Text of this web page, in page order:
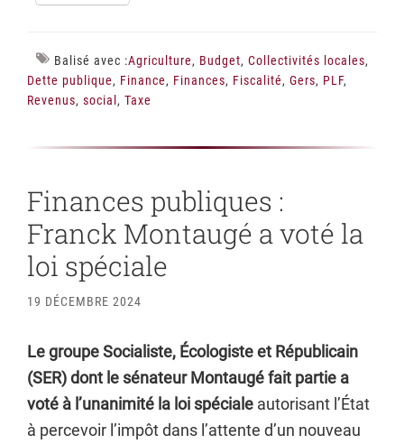
Balisé avec :Agriculture, Budget, Collectivités locales,
Dette publique, Finance, Finances, Fiscalité, Gers, PLF,
Revenus, social , Taxe
Finances publiques :
Franck Montaugé a voté la
loi spéciale
19 DÉCEMBRE 2024
Le groupe Socialiste, Écologiste et Républicain
(SER) dont le sénateur Montaugé fait partie a
voté à l’unanimité la loi spéciale autorisant l’État
à percevoir l’impôt dans l’attente d’un nouveau